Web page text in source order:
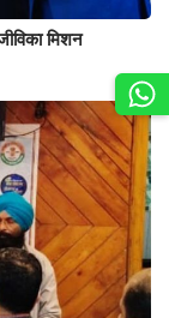
मिशन